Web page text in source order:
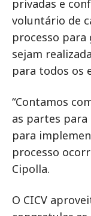
privadas e
voluntário de
processo para
sejam
para todos os
“Contamos
as partes
para
processo
Cipolla.
O CICV